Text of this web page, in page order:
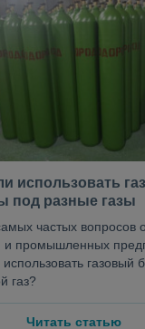
использовать
под разные газы
частых вопросов
и промышленных
газовый
газ?
Читать статью